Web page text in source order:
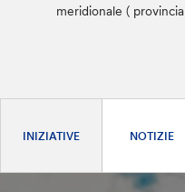
meridionale (
INIZIATIVE NOTIZIE